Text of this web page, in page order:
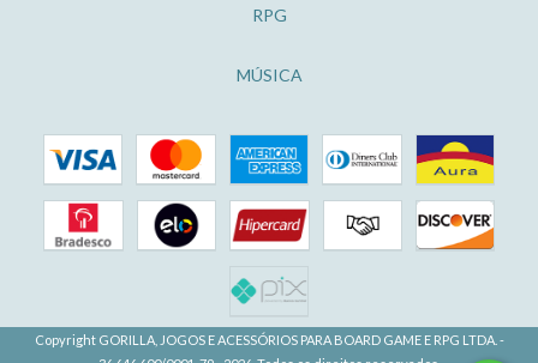
RPG
MÚSICA
Copyright GORILLA, JOGOS E ACESSÓRIOS PARA BOARD GAME E RPG LTDA. -